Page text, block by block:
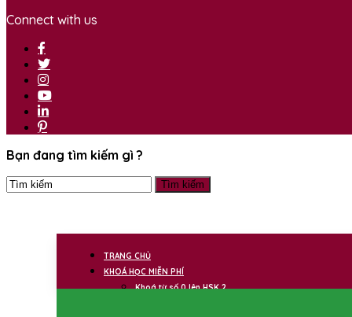
Connect with us
Bạn đang tìm kiếm gì ?
TRANG CHỦ
KHOÁ HỌC MIỄN PHÍ
Khoá từ số 0 lên HSK 2